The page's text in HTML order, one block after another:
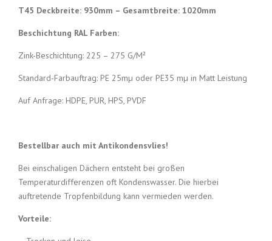
T45 Deckbreite: 930mm – Gesamtbreite: 1020mm
Beschichtung RAL Farben:
Zink-Beschichtung: 225 – 275 G/M²
Standard-Farbauftrag: PE 25mµ oder PE35 mµ in Matt Leistung
Auf Anfrage: HDPE, PUR, HPS, PVDF
Bestellbar auch mit Antikondensvlies!
Bei einschaligen Dächern entsteht bei großen
Temperaturdifferenzen oft Kondenswasser. Die hierbei
auftretende Tropfenbildung kann vermieden werden.
Vorteile: